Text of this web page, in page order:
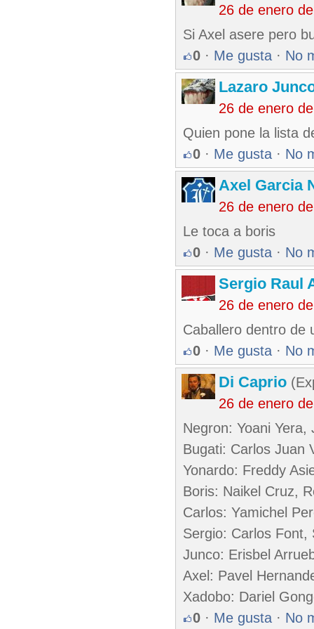
26 de enero
Si Axel asere pero
0 · Me gusta · No
Lazaro
26 de enero
Quien pone la lista
0 · Me gusta · No
Axel Garcia
26 de enero
Le toca a boris
0 · Me gusta · No
Sergio Raul
26 de enero
Caballero dentro de
0 · Me gusta · No
Di Caprio
26 de enero
Negron: Yoani
Bugati: Carlos Juan
Yonardo: Freddy
Boris: Naikel Cruz,
Carlos: Yamichel
Sergio: Carlos Font,
Junco: Erisbel
Axel: Pavel
Xadobo: Dariel
0 · Me gusta · No